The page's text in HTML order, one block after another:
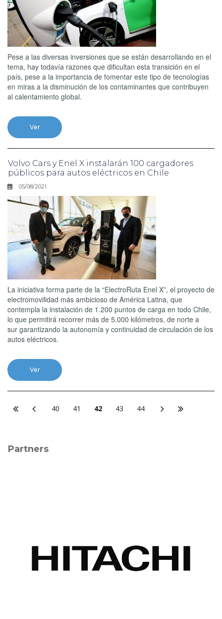
Pese a las diversas inversiones que se están desarrollando en el
tema, hay todavía razones que dificultan esta transición en el
país, pese a la importancia de fomentar este tipo de tecnologías
en miras a la disminución de los contaminantes que contribuyen
al calentamiento global.
Ver
Volvo Cars y Enel X instalarán 100 cargadores
públicos para autos eléctricos en Chile
05/08/2021
La iniciativa forma parte de la “ElectroRuta Enel X”, el proyecto de
electromovilidad más ambicioso de América Latina, que
contempla la instalación de 1.200 puntos de carga en todo Chile,
lo que permitirá recorrer más de 5.000 kilómetros, de norte a
sur garantizando la autonomía y continuidad de circulación de los
autos eléctricos.
Ver
40 41 42 43 44
Partners